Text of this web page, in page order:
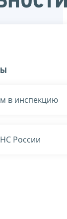
в инспекцию
России